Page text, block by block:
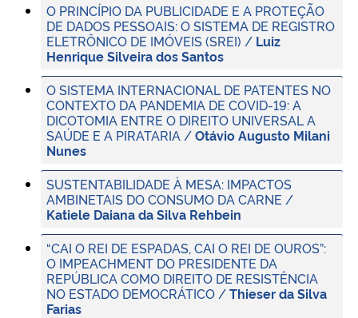
O PRINCÍPIO DA PUBLICIDADE E A PROTEÇÃO
DE DADOS PESSOAIS: O SISTEMA DE REGISTRO
ELETRÔNICO DE IMÓVEIS (SREI) / Luiz
Henrique Silveira dos Santos
O SISTEMA INTERNACIONAL DE PATENTES NO
CONTEXTO DA PANDEMIA DE COVID-19: A
DICOTOMIA ENTRE O DIREITO UNIVERSAL A
SAÚDE E A PIRATARIA /Otávio Augusto Milani
Nunes
SUSTENTABILIDADE À MESA: IMPACTOS
AMBINETAIS DO CONSUMO DA CARNE /
Katiele Daiana da Silva Rehbein
“CAI O REI DE ESPADAS, CAI O REI DE OUROS”:
O IMPEACHMENT DO PRESIDENTE DA
REPÚBLICA COMO DIREITO DE RESISTÊNCIA
NO ESTADO DEMOCRÁTICO /Thieser da Silva
Farias